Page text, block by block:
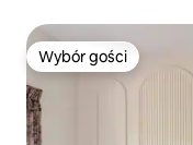
Wybór gości
Wybór gości